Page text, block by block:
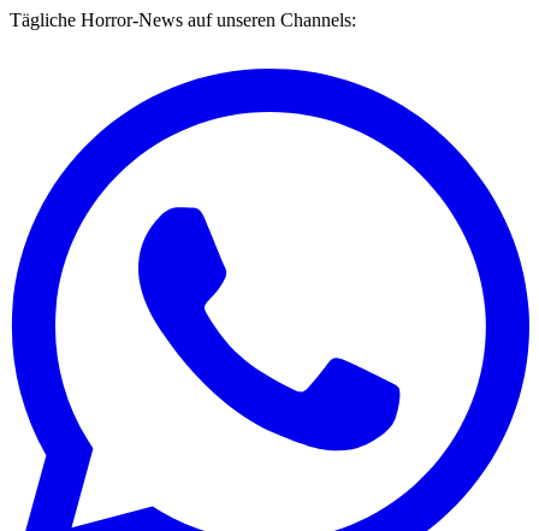
Tägliche Horror-News auf unseren Channels: